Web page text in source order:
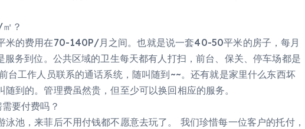
？
米的费用在70-140P/月之间。也就是说一套40-50平米的房子，每月
务到位。公共区域的卫生每天都有人打扫，前台、保关、停车场都是
台工作人员联系的通话系统，随叫随到~~。还有就是家里什么东西坏
到的。管理费虽然贵，但至少可以换回相应的服务。
要付费吗？
池，来菲后不用付钱都不愿意去玩了。 我们珍惜每一位客户的托付，